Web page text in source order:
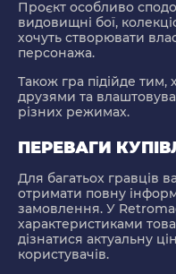
Проєкт особливо
видовищні бої,
хочуть створювати
персонажа.
Також гра підійде тим,
друзями та
різних режимах.
ПЕРЕВАГИ
Для багатьох гравців
отримати повну
замовлення. У
характеристиками
дізнатися актуальну
користувачів.